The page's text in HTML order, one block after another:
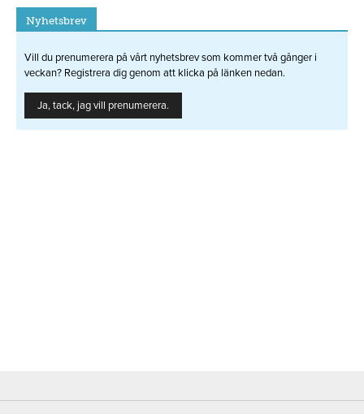
Nyhetsbrev
Vill du prenumerera på vårt nyhetsbrev som kommer två gånger i
veckan? Registrera dig genom att klicka på länken nedan.
Ja, tack, jag vill prenumerera.